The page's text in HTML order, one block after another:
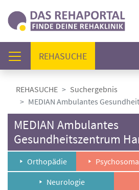
REHASUCHE(AKTUELL)
REHASUCHE
Suchergebnis
MEDIAN Ambulantes
MEDIAN Ambulantes
Gesundheitszentrum
Orthopädie
Neurologie